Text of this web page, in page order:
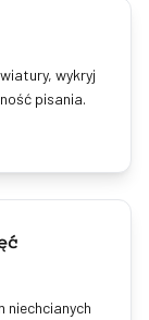
wykryj
pisania.
niechcianych